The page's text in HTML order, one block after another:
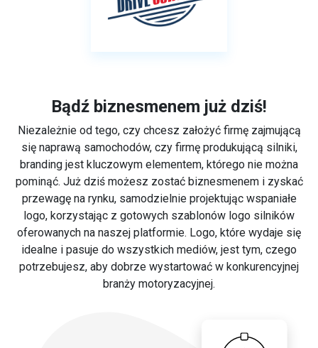
Bądź biznesmenem już dziś!
Niezależnie od tego, czy chcesz założyć firmę zajmującą
się naprawą samochodów, czy firmę produkującą silniki,
branding jest kluczowym elementem, którego nie można
pominąć. Już dziś możesz zostać biznesmenem i zyskać
przewagę na rynku, samodzielnie projektując wspaniałe
logo, korzystając z gotowych szablonów logo silników
oferowanych na naszej platformie. Logo, które wydaje się
idealne i pasuje do wszystkich mediów, jest tym, czego
potrzebujesz, aby dobrze wystartować w konkurencyjnej
branży motoryzacyjnej.